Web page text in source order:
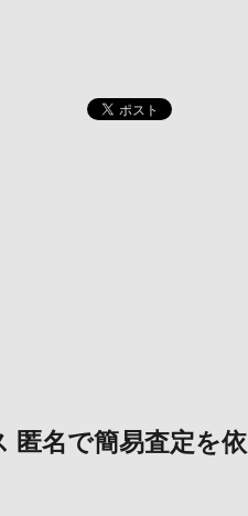
匿名で簡易査定を依